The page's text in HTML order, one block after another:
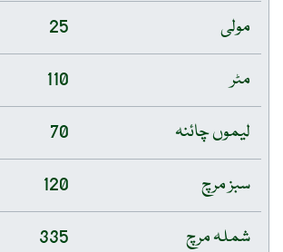
مولی
25
مٹر
110
لیموں چائنہ
70
سبز مرچ
120
شملہ مرچ
335